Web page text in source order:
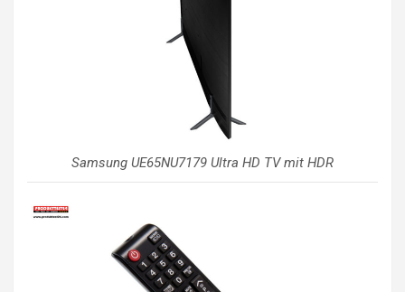
Samsung UE65NU7179 Ultra HD TV mit HDR